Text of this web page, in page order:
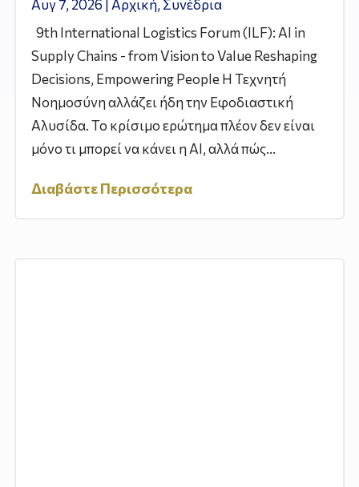
Αυγ 7, 2026 Αρχική, Συνέδρια
9th International Logistics Forum (ILF): AI in
Supply Chains - from Vision to Value Reshaping
Decisions, Empowering People Η Τεχνητή
Νοημοσύνη αλλάζει ήδη την Εφοδιαστική
Αλυσίδα. Το κρίσιμο ερώτημα πλέον δεν είναι
μόνο τι μπορεί να κάνει η AI, αλλά πώς...
Διαβάστε Περισσότερα